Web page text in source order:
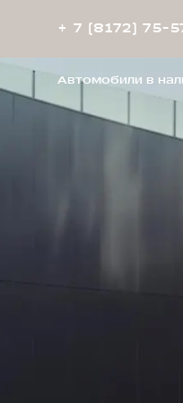
+ 7 (8172) 75-
Автомобили в